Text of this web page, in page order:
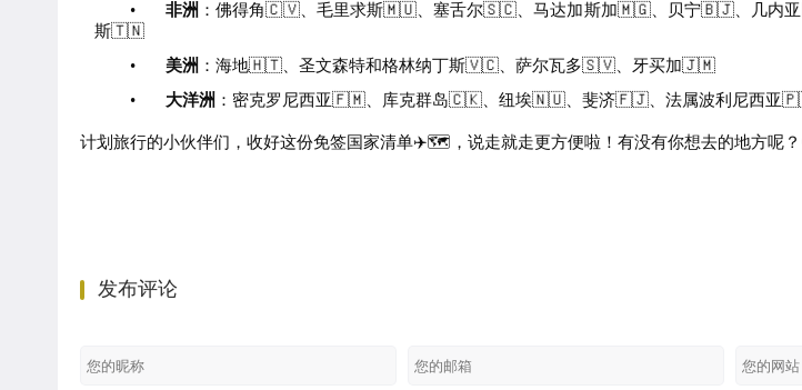
•
非洲 ：佛得角🇨🇻、毛里求斯🇲🇺、塞舌尔🇸🇨、马达加斯加🇲🇬、贝宁🇧🇯、几内
斯🇹🇳
•
美洲 ：海地🇭🇹、圣文森特和格林纳丁斯🇻🇨、萨尔瓦多🇸🇻、牙买加🇯🇲
•
大洋洲 ：密克罗尼西亚🇫🇲、库克群岛🇨🇰、纽埃🇳🇺、斐济🇫🇯、法属波利尼西亚
计划旅行的小伙伴们，收好这份免签国家清单✈️🗺️，说走就走更方便啦！有没有你想去的地方呢
发布评论